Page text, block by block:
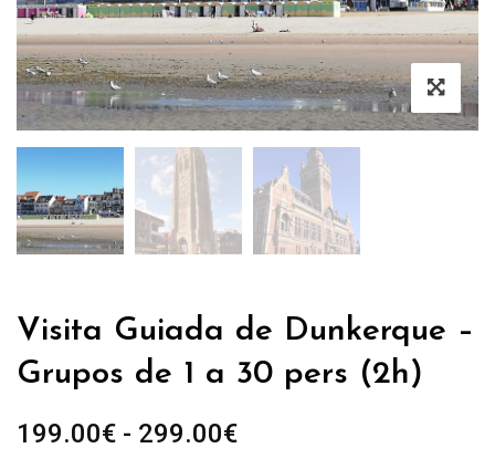
Visita Guiada de Dunkerque –
Grupos de 1 a 30 pers (2h)
199.00€ - 299.00€Rango